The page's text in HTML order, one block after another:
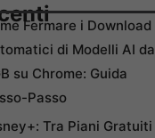
Fermare i Download
di Modelli AI da
su Chrome: Guida
Passo
Tra Piani Gratuiti